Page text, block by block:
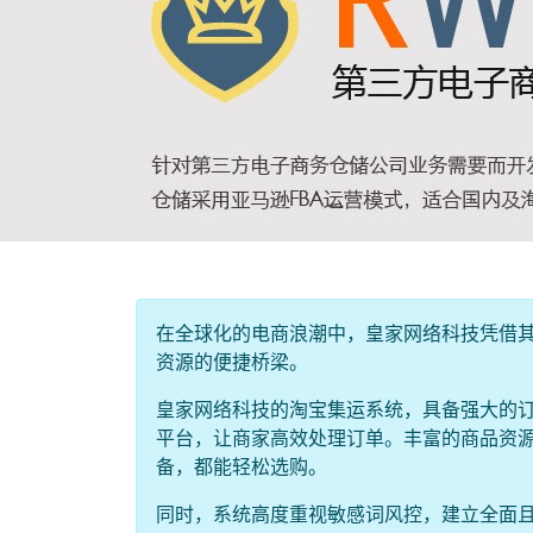
在全球化的电商浪潮中，皇家网络科技凭借
资源的便捷桥梁。
皇家网络科技的淘宝集运系统，具备强大的
平台，让商家高效处理订单。丰富的商品资
备，都能轻松选购。
同时，系统高度重视敏感词风控，建立全面